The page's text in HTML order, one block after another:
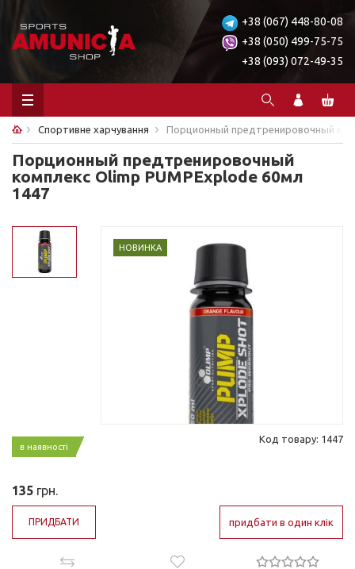
+38 (067) 448-80-08
+38 (050) 499-75-75
+38 (093) 072-49-35
Спортивне харчування Порционный предтренировочный
Порционный предтренировочный
комплекс Olimp PUMPExplode 60мл
1447
НОВИНКА
в наявності
Код товару: 1447
135 грн.
ПРИДБАТИ придбати в один клік